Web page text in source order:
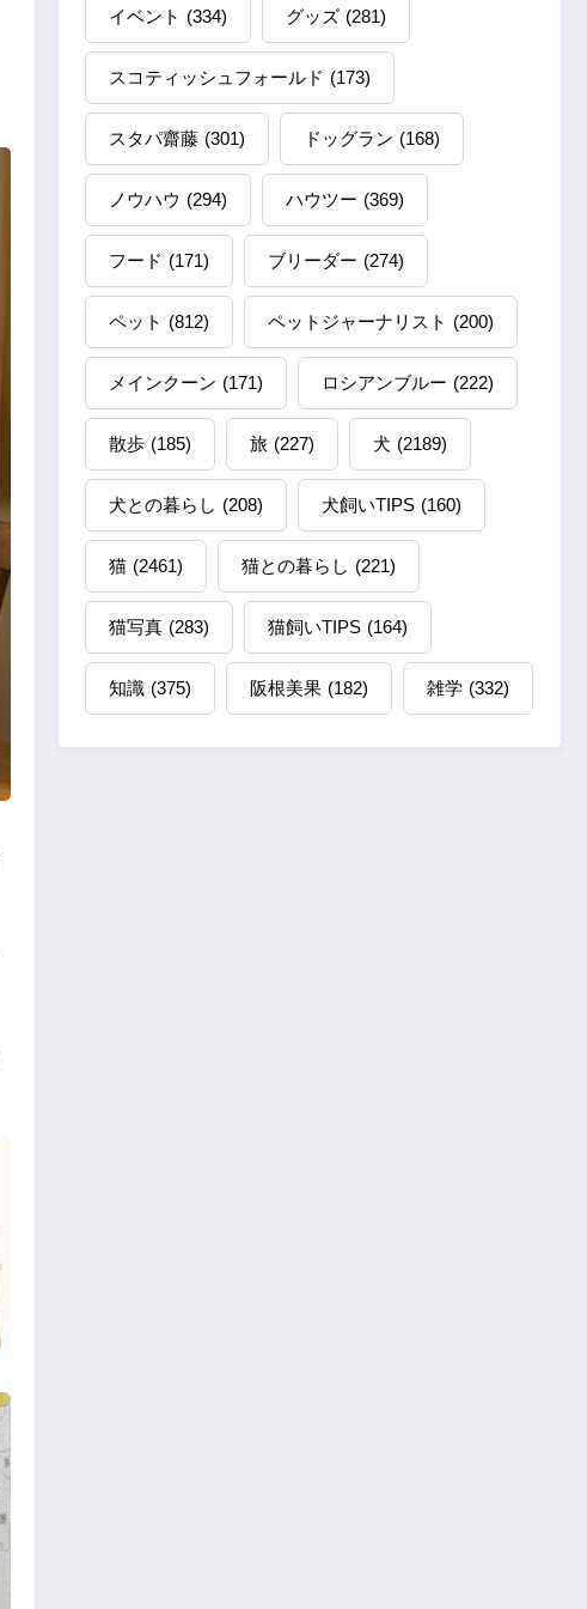
イベント (334) グッズ (281)
スコティッシュフォールド (173)
スタパ齋藤 (301) ドッグラン (168)
ノウハウ (294) ハウツー (369)
フード (171) ブリーダー (274)
ペット (812) ペットジャーナリスト (200)
メインクーン (171) ロシアンブルー (222)
散歩 (185) 旅 (227) 犬 (2189)
犬との暮らし (208) 犬飼いTIPS (160)
猫 (2461) 猫との暮らし (221)
猫写真 (283) 猫飼いTIPS (164)
知識 (375) 阪根美果 (182) 雑学 (332)